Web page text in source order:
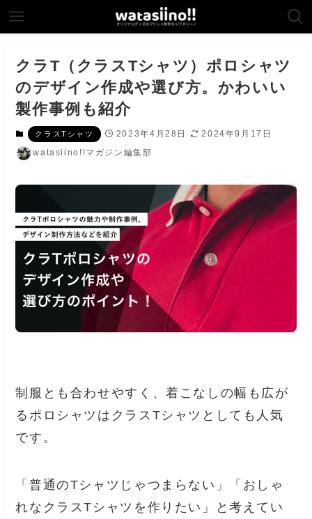
クラT（クラスTシャツ）ポロシャツ
のデザイン作成や選び方。かわいい
製作事例も紹介
クラスTシャツ 2023年4月28日
2024年9月17日
watasiino!!マガジン編集部
制服とも合わせやすく、着こなしの幅も広が
るポロシャツはクラスTシャツとしても人気
です。
「普通のTシャツじゃつまらない」「おしゃ
れなクラスTシャツを作りたい」と考えてい